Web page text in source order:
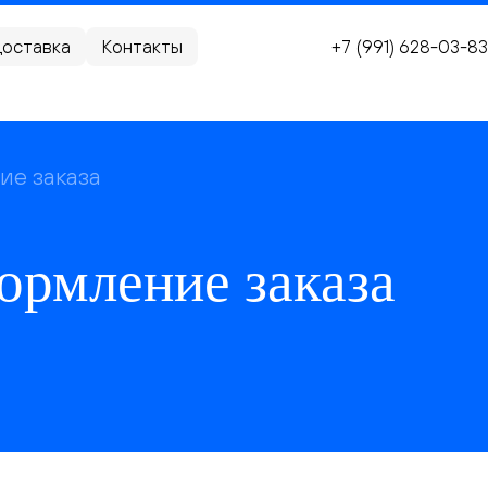
Контакты +7 (991) 628-03-83
заказа
заказа